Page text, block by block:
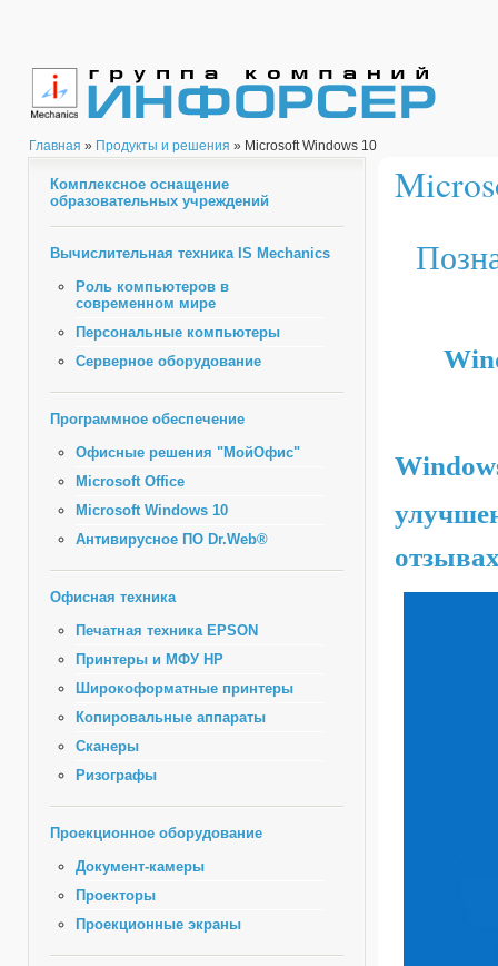
Главная » Продукты и решения » Microsoft Windows 10
Комплексное оснащение
образовательных учреждений
Вычислительная техника IS Mechanics
Роль компьютеров в
современном мире
Персональные компьютеры
Серверное оборудование
Программное обеспечение
Офисные решения "МойОфис"
Microsoft Office
Microsoft Windows 10
Антивирусное ПО Dr.Web®
Офисная техника
Печатная техника EPSON
Принтеры и МФУ HP
Широкоформатные принтеры
Копировальные аппараты
Сканеры
Ризографы
Проекционное оборудование
Документ-камеры
Проекторы
Проекционные экраны